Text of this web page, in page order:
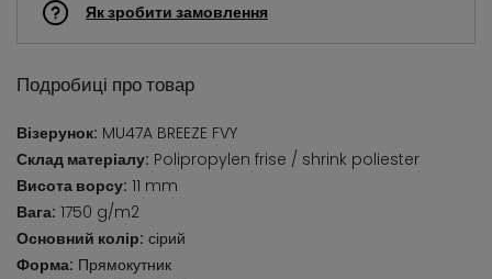
Як зробити замовлення
Подробиці про товар
Візерунок: MU47A BREEZE FVY
Склад матеріалу: Polipropylen frise / shrink poliester
Висота ворсу: 11 mm
Вага: 1750 g/m2
Основний колір: сірий
Форма: Прямокутник